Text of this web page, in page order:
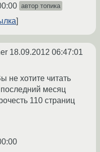
автор топика
18.09.2012 06:47:01
не хотите читать
месяц
110 страниц